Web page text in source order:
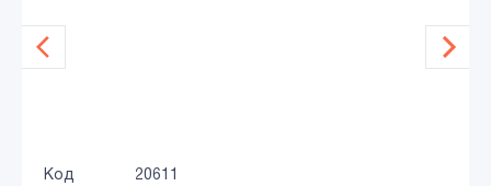
Код
20611